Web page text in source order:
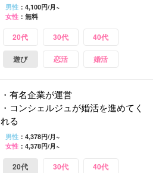
男性：4,100円/月~
女性：無料
20代 30代 40代
遊び 恋活 婚活
・有名企業が運営
・コンシェルジュが婚活を進めてく
れる
男性：4,378円/月~
女性：4,378円/月~
20代 30代 40代